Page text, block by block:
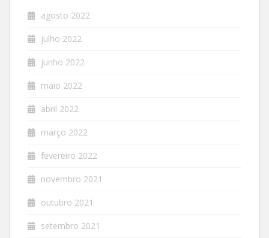
agosto 2022
julho 2022
junho 2022
maio 2022
abril 2022
março 2022
fevereiro 2022
novembro 2021
outubro 2021
setembro 2021